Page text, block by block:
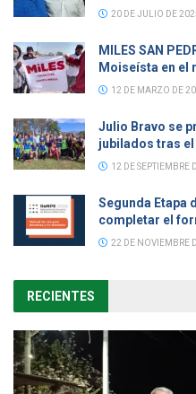
20 DE JULIO DE
MILES SAN
Moiseísta en el
12 DE MARZO DE
Julio Bravo se
jubilados tras
12 DE SEPTIEMBRE
Segunda Etapa
completar el
22 DE NOVIEMBRE
RECIENTES